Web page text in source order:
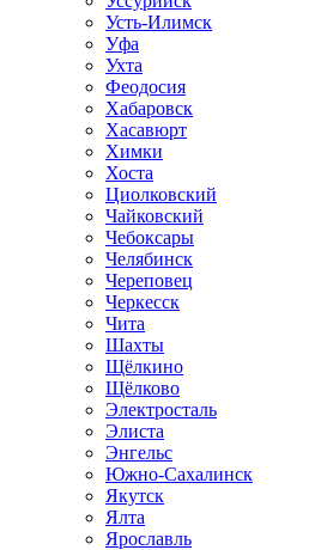
Усть-Илимск
Уфа
Ухта
Феодосия
Хабаровск
Хасавюрт
Химки
Хоста
Циолковский
Чайковский
Чебоксары
Челябинск
Череповец
Черкесск
Чита
Шахты
Щёлкино
Щёлково
Электросталь
Элиста
Энгельс
Южно-Сахалинск
Якутск
Ялта
Ярославль